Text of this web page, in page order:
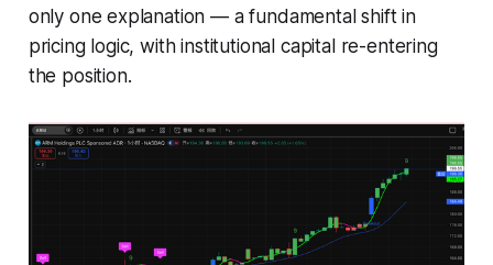
only one explanation — a fundamental shift in
pricing logic, with institutional capital re-entering
the position.